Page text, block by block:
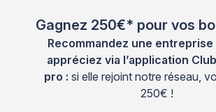
Gagnez 250€* pour vos
Recommandez une entreprise
appréciez via l’application
pro : si elle rejoint notre réseau,
250€ !